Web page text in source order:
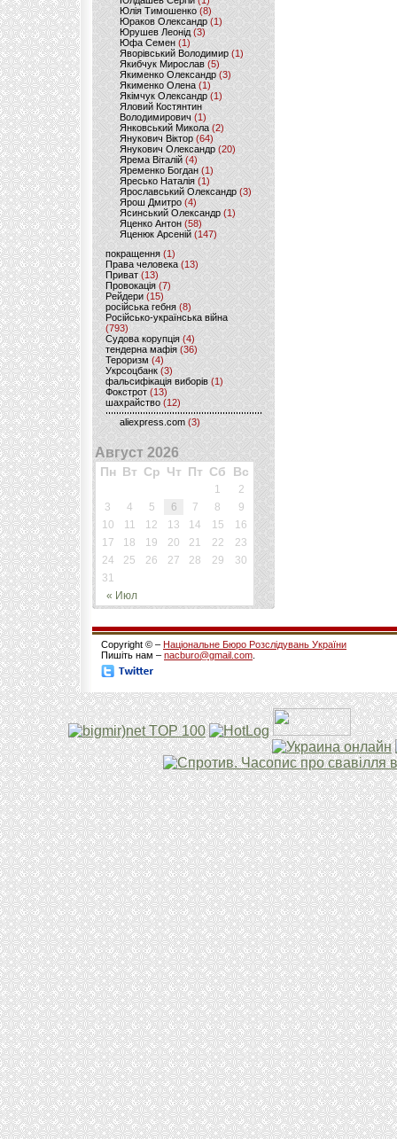
Юлія Тимошенко (8)
Юраков Олександр (1)
Юрушев Леонід (3)
Юфа Семен (1)
Яворівський Володимир (1)
Якибчук Мирослав (5)
Якименко Олександр (3)
Якименко Олена(1)
Якімчук Олександр (1)
Яловий Костянтин
Володимирович (1)
Янковський Микола(2)
Янукович Віктор (64)
Янукович Олександр(20)
Ярема Віталій(4)
Яременко Богдан(1)
Яресько Наталія(1)
Ярославський Олександр (3)
Ярош Дмитро (4)
Ясинський Олександр (1)
Яценко Антон(58)
Яценюк Арсеній (147)
покращення (1)
Права человека(13)
Приват (13)
Провокація (7)
Рейдери (15)
російська гебня (8)
Російсько-українська війна
(793)
Судова корупція (4)
тендерна мафія (36)
Тероризм (4)
Укрсоцбанк (3)
фальсифікація виборів (1)
Фокстрот(13)
шахрайство (12)
aliexpress.com (3)
Август 2026
Пн Вт Ср Чт Пт Сб Вс
« Июл
1
2
3
4 5 6 7 8
9
10
11 12 13 14 15
16
17
18 19 20 21 22
23
24
25 26 27 28 29
30
31
Copyright © – Національне Бюро Розслідувань України
Пишіть нам – nacburo@gmail.com